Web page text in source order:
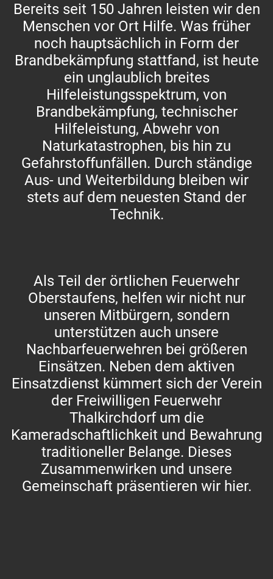
Bereits seit 150 Jahren leisten wir den
Menschen vor Ort Hilfe. Was früher
noch hauptsächlich in Form der
Brandbekämpfung stattfand, ist heute
ein unglaublich breites
Hilfeleistungsspektrum, von
Brandbekämpfung, technischer
Hilfeleistung, Abwehr von
Naturkatastrophen, bis hin zu
Gefahrstoffunfällen. Durch ständige
Aus- und Weiterbildung bleiben wir
stets auf dem neuesten Stand der
Technik.
Als Teil der örtlichen Feuerwehr
Oberstaufens, helfen wir nicht nur
unseren Mitbürgern, sondern
unterstützen auch unsere
Nachbarfeuerwehren bei größeren
Einsätzen. Neben dem aktiven
Einsatzdienst kümmert sich der Verein
der Freiwilligen Feuerwehr
Thalkirchdorf um die
Kameradschaftlichkeit und Bewahrung
traditioneller Belange. Dieses
Zusammenwirken und unsere
Gemeinschaft präsentieren wir hier.